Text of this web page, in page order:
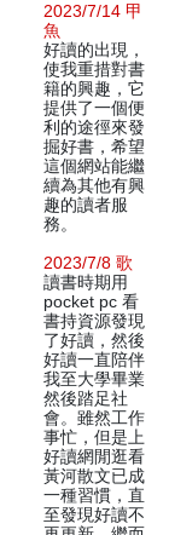
2023/7/14 甲
魚
好讀的出現，
使我重措對書
籍的興趣，它
提供了一個便
利的途徑來發
掘好書，希望
這個網站能繼
續為其他有興
趣的讀者服
務。
2023/7/8 歌
讀書時期用
pocket pc 看
書持資源發現
了好讀，然後
好讀一直陪伴
我至大學畢業
然後踏足社
會。雖然工作
事忙，但是上
好讀網閒逛看
黃河散文已成
一種習慣，直
至發現好讀不